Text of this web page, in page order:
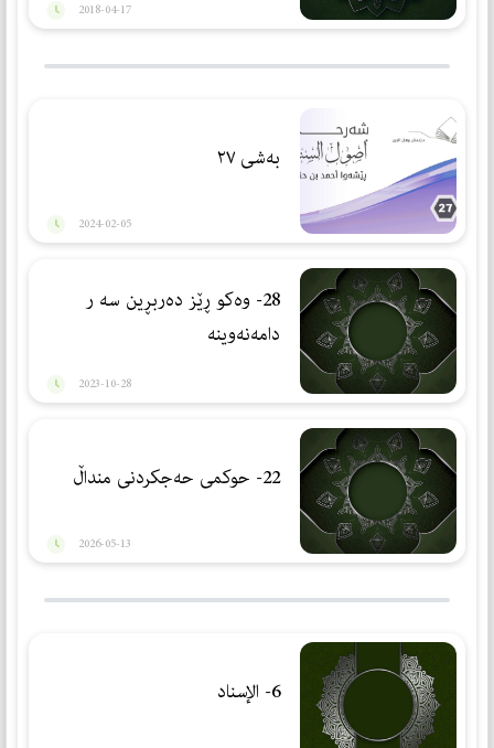
2018-04-17
بەشی ٢٧
2024-02-05
28- وەكو ڕێز دەربڕین سه ر
دامەنەوینه
2023-10-28
22- حوكمی حەجكردنی منداڵ
2026-05-13
6- الإسناد